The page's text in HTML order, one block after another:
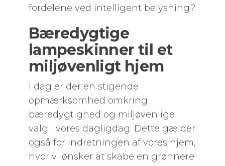
fordelene ved intelligent belysning?
Bæredygtige
lampeskinner til et
miljøvenligt hjem
I dag er der en stigende
opmærksomhed omkring
bæredygtighed og miljøvenlige
valg i vores dagligdag. Dette gælder
også for indretningen af vores hjem,
hvor vi ønsker at skabe en grønnere